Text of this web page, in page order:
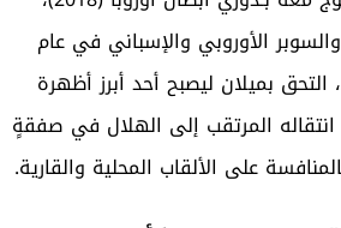
الأوروبي والإسباني في عام
2017. في صيف 2019، التحق بميلان ليصبح أحد أبرز أظهرة
انتقاله المرتقب إلى الهلال في صفقةٍ
على الألقاب المحلية والقارية.